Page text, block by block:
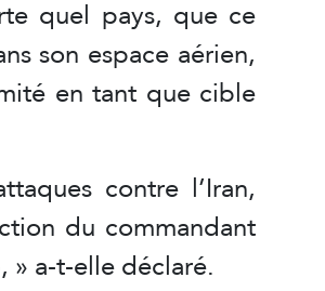
quel pays, que ce
son espace aérien,
en tant que cible
contre l’Iran,
du commandant
» a-t-elle déclaré.